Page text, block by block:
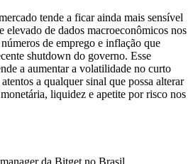
tende a ficar ainda mais sensível
elevado de dados macroeconômicos nos
de emprego e inflação que
shutdown do governo. Esse
a aumentar a volatilidade no curto
a qualquer sinal que possa alterar
liquidez e apetite por risco nos